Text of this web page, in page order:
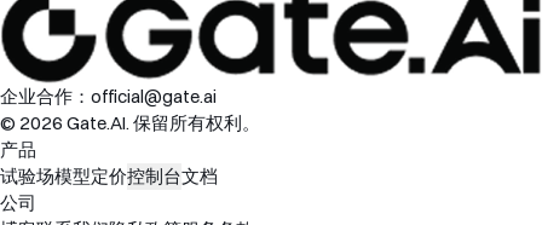
企业合作： official@gate.ai
© 2026 Gate.AI. 保留所有权利。
产品
试验场模型定价控制台文档
公司